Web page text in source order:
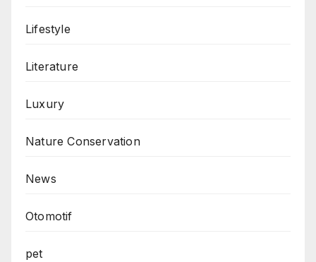
Lifestyle
Literature
Luxury
Nature Conservation
News
Otomotif
pet